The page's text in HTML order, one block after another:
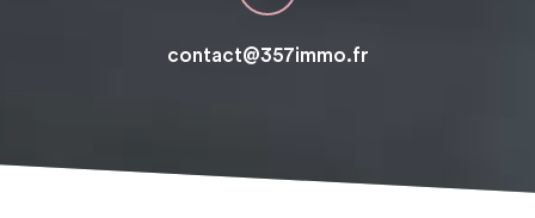
contact@357immo.fr